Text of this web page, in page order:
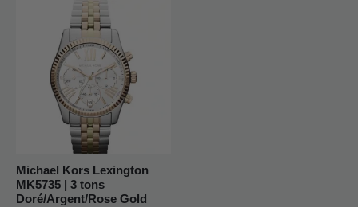
Michael Kors Lexington
MK5735 | 3 tons
Doré/Argent/Rose Gold